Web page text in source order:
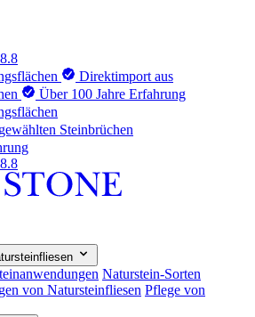
Direktimport aus
Über 100 Jahre Erfahrung
Steinbrüchen
Naturstein-Sorten
von Natursteinfliesen Pflege von